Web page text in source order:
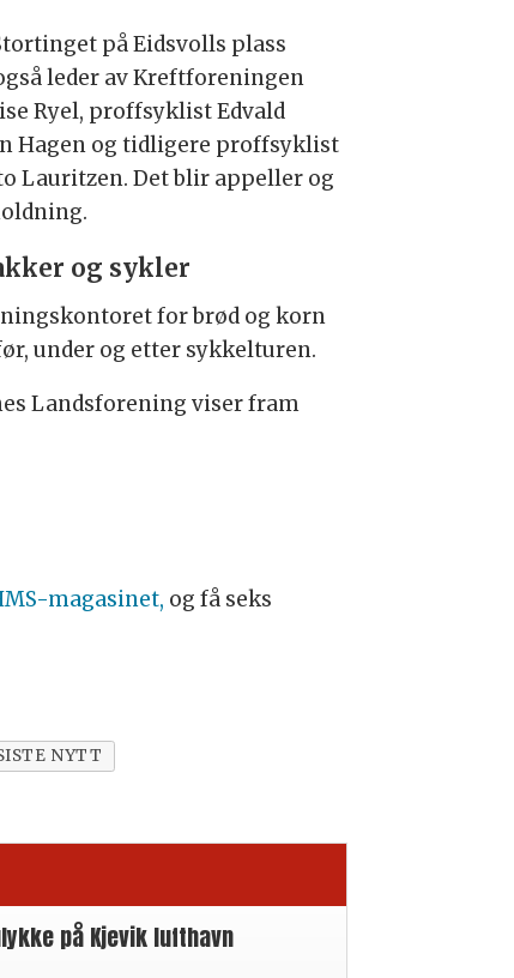
på Eidsvolls plass
leder av Kreftforeningen
Ryel, proffsyklist Edvald
Hagen og tidligere proffsyklist
Lauritzen. Det blir appeller og
og sykler
for brød og korn
under og etter sykkelturen.
Landsforening viser fram
magasinet, og få seks
NYTT
på Kjevik lufthavn